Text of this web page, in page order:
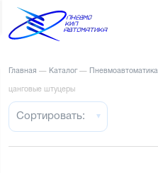
Главная — Каталог — Пневмоавтоматика
цанговые штуцеры
Сортировать: